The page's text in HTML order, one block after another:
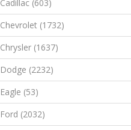
Cadillac (603)
Chevrolet (1732)
Chrysler (1637)
Dodge (2232)
Eagle (53)
Ford (2032)